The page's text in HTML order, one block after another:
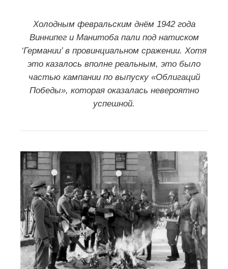
Холодным февральским днём 1942 года
Виннипег и Манитоба пали под натиском
‘Германии’ в провинциальном сражении. Хотя
это казалось вполне реальным, это было
частью кампании по выпуску «Облигаций
Победы», которая оказалась невероятно
успешной.